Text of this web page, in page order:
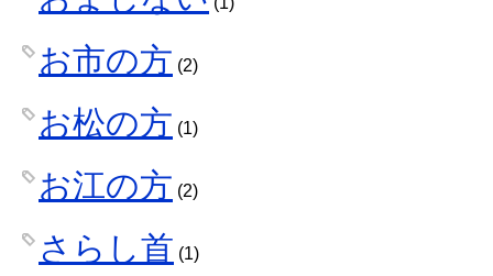
お市の方 (2)
お松の方 (1)
お江の方 (2)
さらし首 (1)